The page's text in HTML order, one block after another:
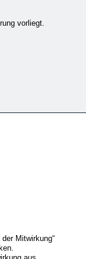
vorliegt.
Mitwirkung“